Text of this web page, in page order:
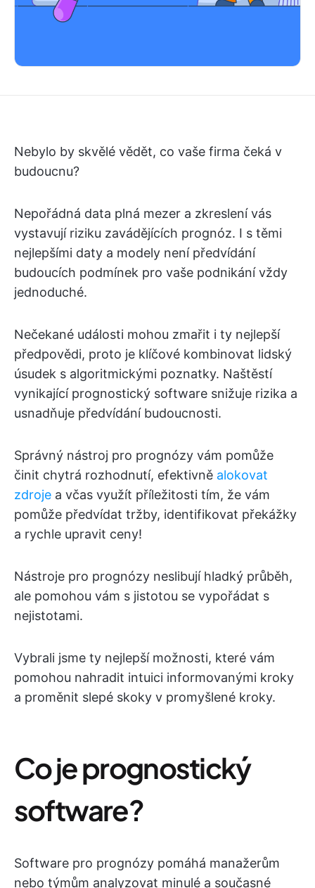
Nebylo by skvělé vědět, co vaše firma čeká v
budoucnu?
Nepořádná data plná mezer a zkreslení vás
vystavují riziku zavádějících prognóz. I s těmi
nejlepšími daty a modely není předvídání
budoucích podmínek pro vaše podnikání vždy
jednoduché.
Nečekané události mohou zmařit i ty nejlepší
předpovědi, proto je klíčové kombinovat lidský
úsudek s algoritmickými poznatky. Naštěstí
vynikající prognostický software snižuje rizika a
usnadňuje předvídání budoucnosti.
Správný nástroj pro prognózy vám pomůže
činit chytrá rozhodnutí, efektivně alokovat
zdroje a včas využít příležitosti tím, že vám
pomůže předvídat tržby, identifikovat překážky
a rychle upravit ceny!
Nástroje pro prognózy neslibují hladký průběh,
ale pomohou vám s jistotou se vypořádat s
nejistotami.
Vybrali jsme ty nejlepší možnosti, které vám
pomohou nahradit intuici informovanými kroky
a proměnit slepé skoky v promyšlené kroky.
Co je prognostický
software?
Software pro prognózy pomáhá manažerům
nebo týmům analyzovat minulé a současné